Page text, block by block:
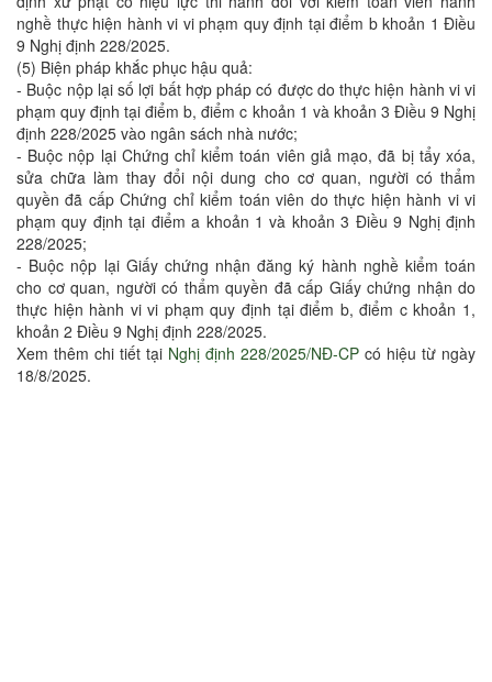
nghề thực hiện hành vi vi phạm quy định tại điểm b khoản 1 Điều
9 Nghị định 228/2025.
(5) Biện pháp khắc phục hậu quả:
- Buộc nộp lại số lợi bất hợp pháp có được do thực hiện hành vi vi
phạm quy định tại điểm b, điểm c khoản 1 và khoản 3 Điều 9 Nghị
định 228/2025 vào ngân sách nhà nước;
- Buộc nộp lại Chứng chỉ kiểm toán viên giả mạo, đã bị tẩy xóa,
sửa chữa làm thay đổi nội dung cho cơ quan, người có thẩm
quyền đã cấp Chứng chỉ kiểm toán viên do thực hiện hành vi vi
phạm quy định tại điểm a khoản 1 và khoản 3 Điều 9 Nghị định
228/2025;
- Buộc nộp lại Giấy chứng nhận đăng ký hành nghề kiểm toán
cho cơ quan, người có thẩm quyền đã cấp Giấy chứng nhận do
thực hiện hành vi vi phạm quy định tại điểm b, điểm c khoản 1,
khoản 2 Điều 9 Nghị định 228/2025.
Xem thêm chi tiết tại Nghị định 228/2025/NĐ-CP có hiệu từ ngày
18/8/2025.